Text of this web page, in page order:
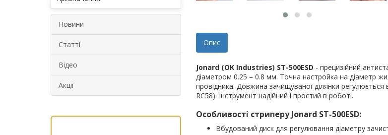
Новини
Статті
Відео
Акції
Опис
Jonard (OK Industries)​ ST-500ESD - прецизійний
діаметром 0.25 – 0.8 мм. Точна настройка на діаметр
провідника. Довжина зачищуваної ділянки регулюється
RC58). Інструмент надійний і простий в роботі.
Особливості стриперу Jonard ST-500ESD:
Вбудований диск для регулювання діаметру